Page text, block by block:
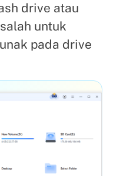
drive atau
untuk
pada drive